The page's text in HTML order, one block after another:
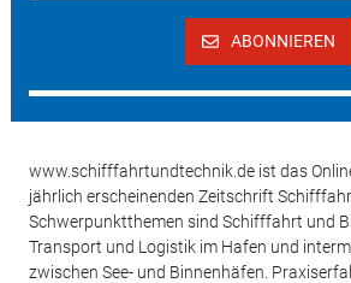
ABONNIEREN
www.schifffahrtundtechnik.de ist das
jährlich erscheinenden Zeitschrift
Schwerpunktthemen sind Schifffahrt und
Transport und Logistik im Hafen und
zwischen See- und Binnenhäfen.